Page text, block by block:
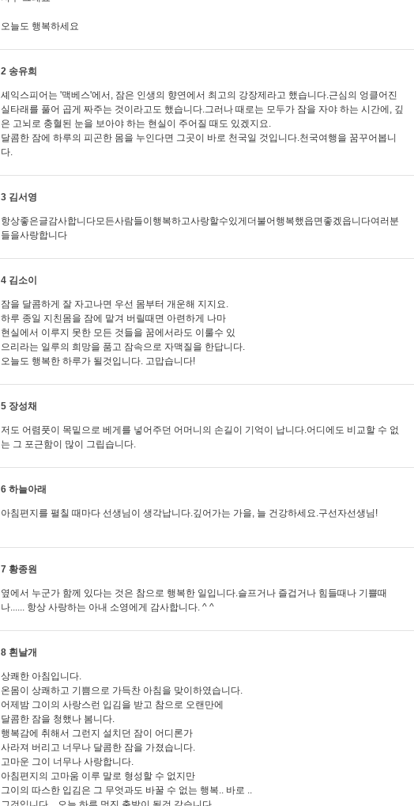
오늘도 행복하세요
2 송유희
셰익스피어는 '맥베스'에서, 잠은 인생의 향연에서 최고의 강장제라고 했습니다.근심의 엉클어진
실타래를 풀어 곱게 짜주는 것이라고도 했습니다.그러나 때로는 모두가 잠을 자야 하는 시간에, 깊
은 고뇌로 충혈된 눈을 보아야 하는 현실이 주어질 때도 있겠지요.
달콤한 잠에 하루의 피곤한 몸을 누인다면 그곳이 바로 천국일 것입니다.천국여행을 꿈꾸어봅니
다.
3 김서영
항상좋은글감사합니다모든사람들이행복하고사랑할수있게더불어행복했읍면좋겠읍니다여러분
들을사랑합니다
4 김소이
잠을 달콤하게 잘 자고나면 우선 몸부터 개운해 지지요.
하루 종일 지친몸을 잠에 맡겨 버릴때면 아련하게 나마
현실에서 이루지 못한 모든 것들을 꿈에서라도 이룰수 있
으리라는 일루의 희망을 품고 잠속으로 자맥질을 한답니다.
오늘도 행복한 하루가 될것입니다. 고맙습니다!
5 장성채
저도 어렴풋이 목밑으로 베게를 넣어주던 어머니의 손길이 기억이 납니다.어디에도 비교할 수 없
는 그 포근함이 많이 그립습니다.
6 하늘아래
아침편지를 펼칠 때마다 선생님이 생각납니다.깊어가는 가을, 늘 건강하세요.구선자선생님!
7 황종원
옆에서 누군가 함께 있다는 것은 참으로 행복한 일입니다.슬프거나 즐겁거나 힘들때나 기쁠때
나...... 항상 사랑하는 아내 소영에게 감사합니다. ^ ^
8 흰날개
상쾌한 아침입니다.
온몸이 상쾌하고 기쁨으로 가득찬 아침을 맞이하였습니다.
어제밤 그이의 사랑스런 입김을 받고 참으로 오랜만에
달콤한 잠을 청했나 봄니다.
행복감에 취해서 그런지 설치던 잠이 어디론가
사라져 버리고 너무나 달콤한 잠을 가졌습니다.
고마운 그이 너무나 사랑합니다.
아침편지의 고마움 이루 말로 형성할 수 없지만
그이의 따스한 입김은 그 무엇과도 바꿀 수 없는 행복.. 바로 ..